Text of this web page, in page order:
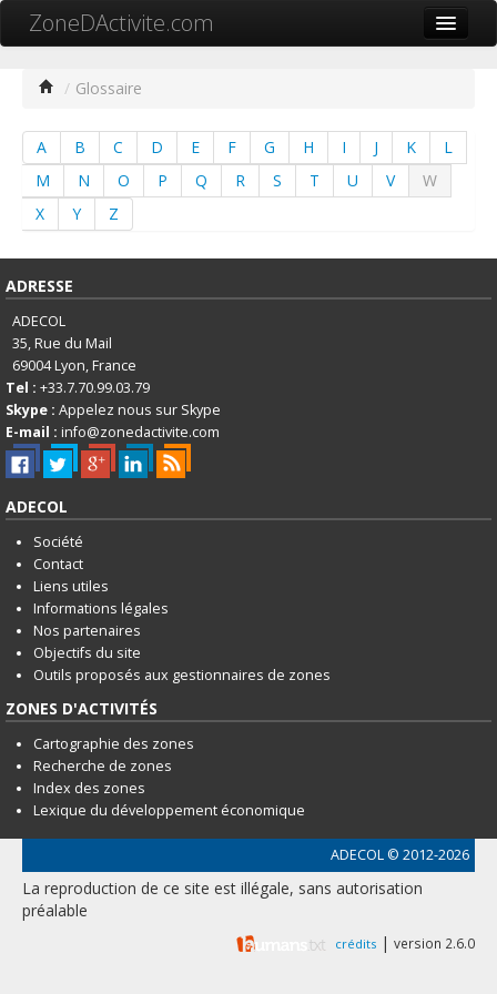
ZoneDActivite.com
Cartographie ZA
Recherche avancée
Contact
Mon ZA.com
中文
English
Français
Connexion
/ Glossaire
A B C D E F G H I J K
L
M
N O P Q R S T U V
W
X
Y Z
ADRESSE
ADECOL
35, Rue du Mail
69004Lyon, France
Tel : +33.7.70.99.03.79
Skype : Appelez nous sur Skype
E-mail : info@zonedactivite.com
ADECOL
Société
Contact
Liens utiles
Informations légales
Nos partenaires
Objectifs du site
Outils proposés aux gestionnaires de zones
ZONES D'ACTIVITÉS
Cartographie des zones
Recherche de zones
Index des zones
Lexique du développement économique
ADECOL © 2012-2026
La reproduction de ce site est illégale, sans autorisation
préalable
crédits | version 2.6.0